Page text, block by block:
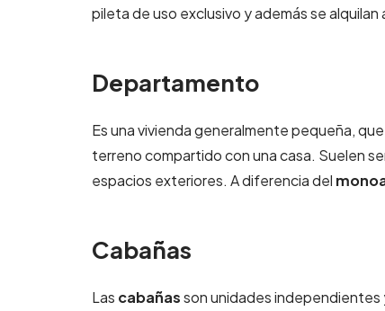
pileta de uso exclusivo y además se
Departamento
Es una vivienda generalmente pequeña,
terreno compartido con una casa. Suelen
espacios exteriores. A diferencia del
Cabañas
Las cabañasson unidades independientes